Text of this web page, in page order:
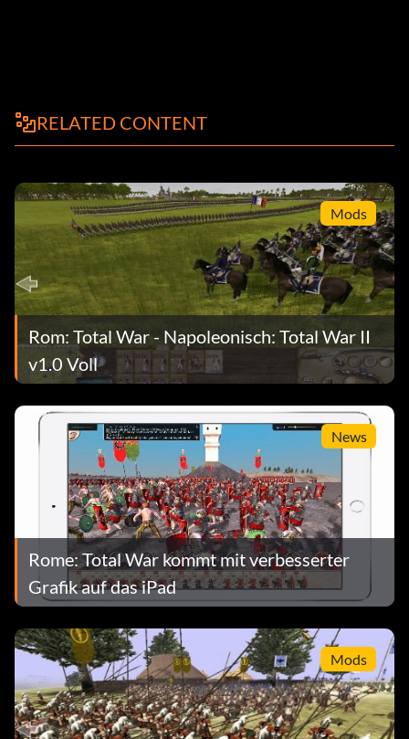
RELATED CONTENT
Mods
Rom: Total War - Napoleonisch: Total War II
v1.0 Voll
News
Rome: Total War kommt mit verbesserter
Grafik auf das iPad
Mods